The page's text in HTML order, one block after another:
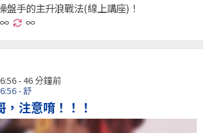
盤手的主升浪戰法(線上講座)！
∞ ∞
-46 分鐘前
- 舒
注意唷！！！